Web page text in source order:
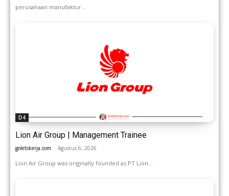
perusahaan manufaktur...
D4
Lion Air Group | Management Trainee
goletskerja.com - Agustus 6, 2026
Lion Air Group was originally founded as PT Lion...